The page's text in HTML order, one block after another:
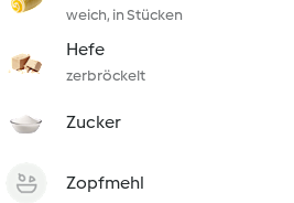
weich, in Stücken
Hefe
zerbröckelt
Zucker
Zopfmehl